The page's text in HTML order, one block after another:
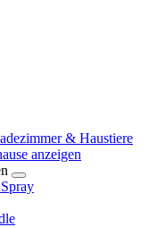
& Haustiere
anzeigen